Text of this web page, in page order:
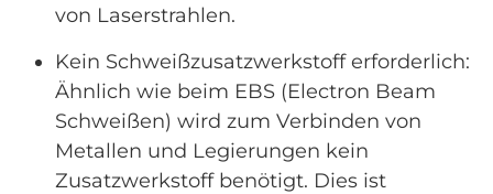
von Laserstrahlen.
Kein Schweißzusatzwerkstoff erforderlich:
Ähnlich wie beim EBS (Electron Beam
Schweißen) wird zum Verbinden von
Metallen und Legierungen kein
Zusatzwerkstoff benötigt. Dies ist